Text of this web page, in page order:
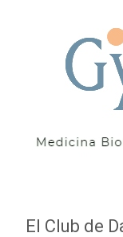
El Club de